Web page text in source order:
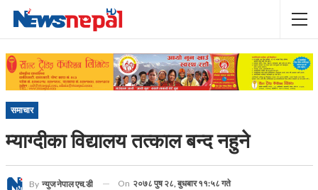
समाचार
म्याग्दीका विद्यालय तत्काल बन्द नहुने
By न्युज नेपाल एच.डी On २०७८ पुष २८, बुधबार ११:५८ गते